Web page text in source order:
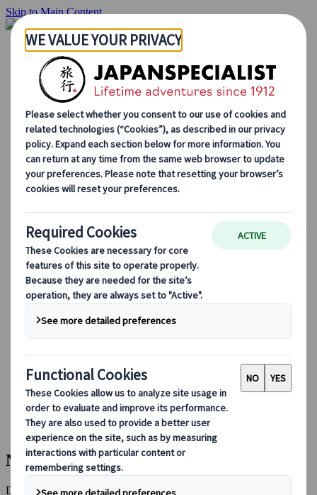
Skip to Main Content
Hjemmesiden
Reiser
Individuelle reiser
Gruppereiser
Kjør-selv ferie
Utflukter
Skreddersydde gruppereiser
Japan Rail Pass
Hvordan vi jobber
Om oss
Vårt team
Bli en del av teamet vårt
Sesongbaserte reisetips
Høydepunkter fra destinasjonen
Kulturell innsikt
Kulinariske eventyr
Utforsk Japan med tog
Ofte stilte spørsmål
Viktig informasjon
Etikette i Japan
Kjøring i Japan
Booking hos oss
Japan Rail Pass
Overnatting
Online reiseråd
Japanspecialist
Destinasjoner
Alle Destinasjoner
Naha
Naha
Den avslappede tropiske hovedstaden Okinawa